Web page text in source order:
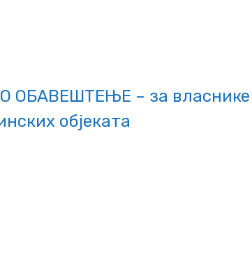
ОБАВЕШТЕЊЕ – за власнике
објеката